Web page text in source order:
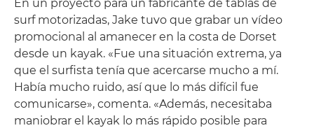
En un proyecto para un fabricante de tablas de
surf motorizadas, Jake tuvo que grabar un vídeo
promocional al amanecer en la costa de Dorset
desde un kayak. «Fue una situación extrema, ya
que el surfista tenía que acercarse mucho a mí.
Había mucho ruido, así que lo más difícil fue
comunicarse», comenta. «Además, necesitaba
maniobrar el kayak lo más rápido posible para